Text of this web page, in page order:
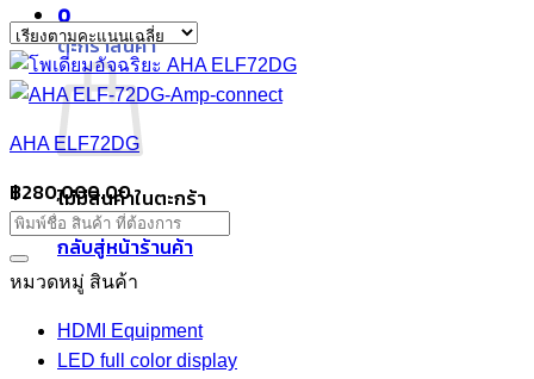
0
ตะกร้าสินค้า
ไม่มีสินค้าในตะกร้า
กลับสู่หน้าร้านค้า
AHA ELF72DG
฿280,000.00
หมวดหมู่ สินค้า
HDMI Equipment
LED full color display